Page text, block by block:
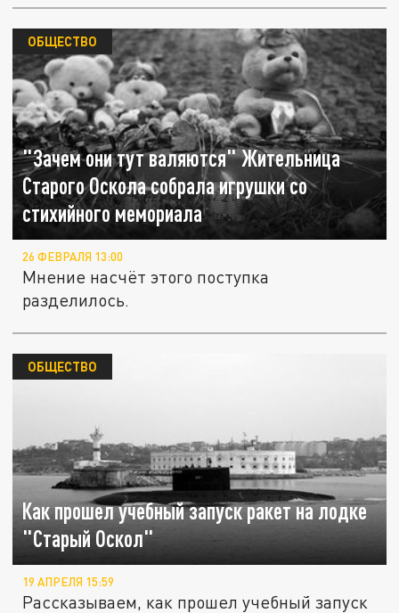
"Зачем они тут валяются" Жительница
Старого Оскола собрала игрушки со
стихийного мемориала
ОБЩЕСТВО
26 ФЕВРАЛЯ 13:00
Мнение насчёт этого поступка
разделилось.
Как прошел учебный запуск ракет на лодке
"Старый Оскол"
ОБЩЕСТВО
19 АПРЕЛЯ 15:59
Рассказываем, как прошел учебный запуск